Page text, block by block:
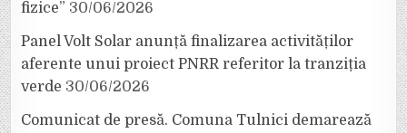
fizice” 30/06/2026
Panel Volt Solar anunță finalizarea activităților
aferente unui proiect PNRR referitor la tranziția
verde 30/06/2026
Comunicat de presă. Comuna Tulnici demarează